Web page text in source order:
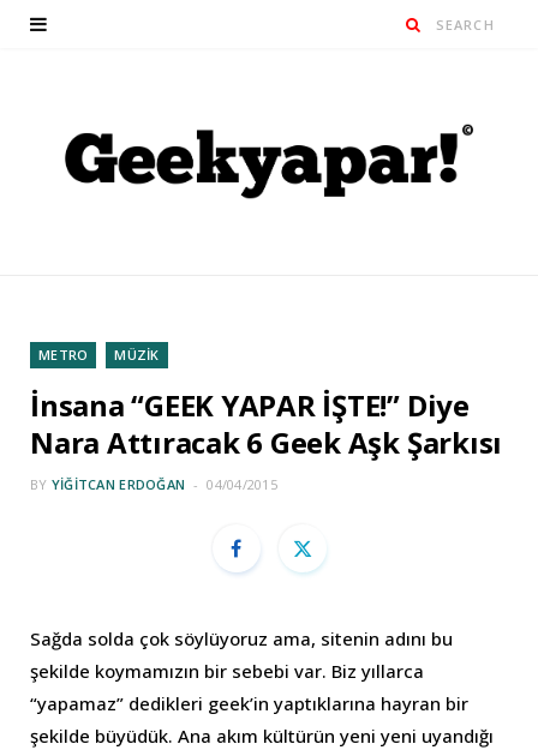
METRO MÜZİK
İnsana “GEEK YAPAR İŞTE!” Diye
Nara Attıracak 6 Geek Aşk Şarkısı
BY YIĞITCAN ERDOĞAN 04/04/2015
Sağda solda çok söylüyoruz ama, sitenin adını bu
şekilde koymamızın bir sebebi var. Biz yıllarca
“yapamaz” dedikleri geek’in yaptıklarına hayran bir
şekilde büyüdük. Ana akım kültürün yeni yeni uyandığı